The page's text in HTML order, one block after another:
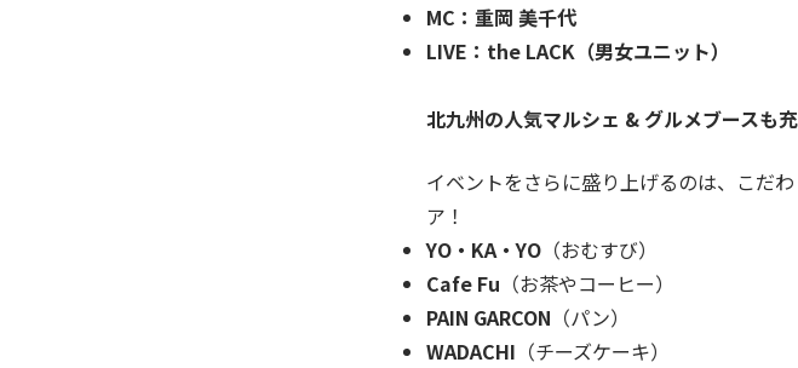
MC：重岡 美千代
LIVE：the LACK（男女ユニット）
北九州の人気マルシェ & グルメブースも充
イベントをさらに盛り上げるのは、こだ
ア！
YO・KA・YO （おむすび）
Cafe Fu （お茶やコーヒー）
PAIN GARCON （パン）
WADACHI （チーズケーキ）